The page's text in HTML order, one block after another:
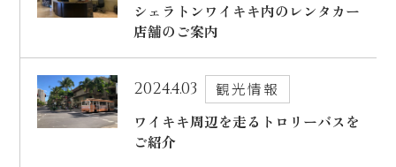
シェラトンワイキキ内のレンタカー
店舗のご案内
2024.4.03
観光情報
ワイキキ周辺を走るトロリーバスを
ご紹介
シェラトン・マウイ・リゾート&スパ